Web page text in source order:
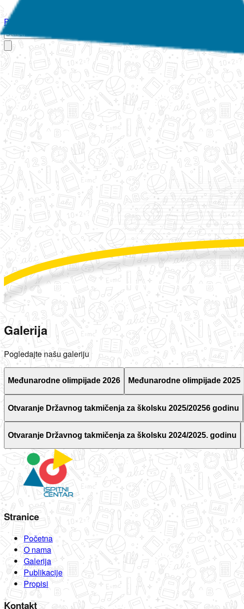
Početna
Galerija
Pogledajte našu galeriju
Međunarodne olimpijade 2026 Međunarodne olimpijade 2025
Otvaranje Državnog takmičenja za školsku 2025/20256 godinu
Otvaranje Državnog takmičenja za školsku 2024/2025. godinu
Stranice
Početna
O nama
Galerija
Publikacije
Propisi
Kontakt